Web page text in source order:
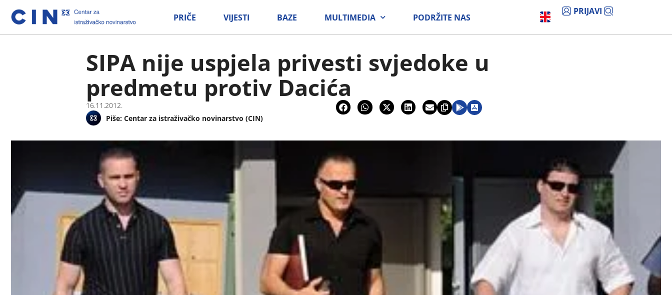
PRIČE VIJESTI BAZE MULTIMEDIA PODRŽITE NAS
PRIJAVI
SIPA nije uspjela privesti svjedoke u
predmetu protiv Dacića
16.11.2012.
Piše: Centar za istraživačko novinarstvo (CIN)